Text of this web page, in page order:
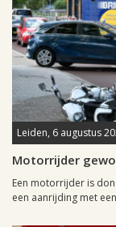
Leiden, 6 augustus
Motorrijder
Een motorrijder is
een aanrijding met